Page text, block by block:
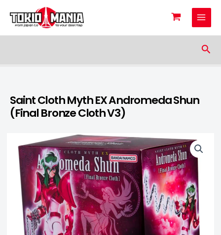
Skip to content
Saint Cloth Myth EX Andromeda Shun
(Final Bronze Cloth V3)